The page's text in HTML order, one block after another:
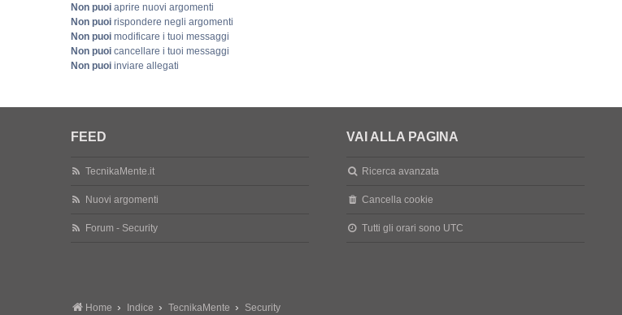
Non puoi aprire nuovi argomenti
Non puoi rispondere negli argomenti
Non puoi modificare i tuoi messaggi
Non puoi cancellare i tuoi messaggi
Non puoi inviare allegati
FEED
TecnikaMente.it
Nuovi argomenti
Forum - Security
VAI ALLA PAGINA
Ricerca avanzata
Cancella cookie
Tutti gli orari sono UTC
Home Indice TecnikaMente Security